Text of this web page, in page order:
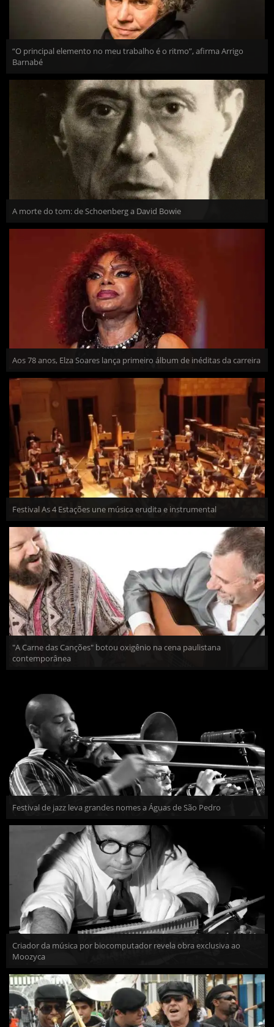
“O principal elemento no meu trabalho é o ritmo”, afirma Arrigo
Barnabé
A morte do tom: de Schoenberg a David Bowie
Aos 78 anos, Elza Soares lança primeiro álbum de inéditas da carreira
Festival As 4 Estações une música erudita e instrumental
"A Carne das Canções" botou oxigênio na cena paulistana
contemporânea
Festival de jazz leva grandes nomes a Águas de São Pedro
Criador da música por biocomputador revela obra exclusiva ao
Moozyca